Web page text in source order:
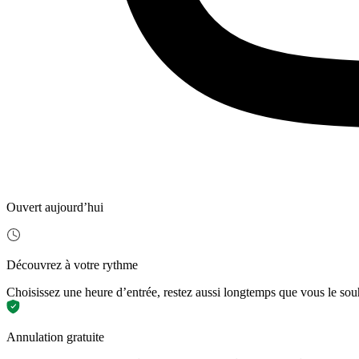
Ouvert aujourd’hui
Découvrez à votre rythme
Choisissez une heure d’entrée, restez aussi longtemps que vous le
Annulation gratuite